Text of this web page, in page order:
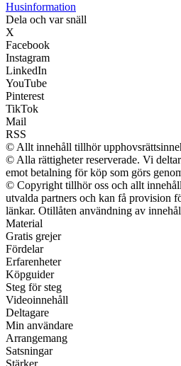
Husinformation
Dela och var snäll
X
Facebook
Instagram
LinkedIn
YouTube
Pinterest
TikTok
Mail
RSS
© Allt innehåll tillhör
© Alla rättigheter reserverade. Vi
emot betalning för köp som görs
© Copyright tillhör oss och allt
utvalda partners och kan få provision
länkar. Otillåten användning av
Material
Gratis grejer
Fördelar
Erfarenheter
Köpguider
Steg för steg
Videoinnehåll
Deltagare
Min användare
Arrangemang
Satsningar